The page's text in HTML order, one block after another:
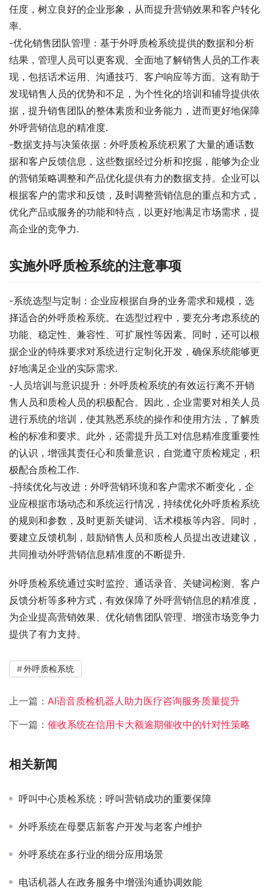
任度，树立良好的企业形象，从而提升营销效果和客户转化
率.
-优化销售团队管理：基于外呼质检系统提供的数据和分析
结果，管理人员可以更客观、全面地了解销售人员的工作表
现，包括话术运用、沟通技巧、客户响应等方面。这有助于
发现销售人员的优势和不足，为个性化的培训和辅导提供依
据，提升销售团队的整体素质和业务能力，进而更好地保障
外呼营销信息的精准度.
-数据支持与决策依据：外呼质检系统积累了大量的通话数
据和客户反馈信息，这些数据经过分析和挖掘，能够为企业
的营销策略调整和产品优化提供有力的数据支持。企业可以
根据客户的需求和反馈，及时调整营销信息的重点和方式，
优化产品或服务的功能和特点，以更好地满足市场需求，提
高企业的竞争力.
实施外呼质检系统的注意事项
-系统选型与定制：企业应根据自身的业务需求和规模，选
择适合的外呼质检系统。在选型过程中，要充分考虑系统的
功能、稳定性、兼容性、可扩展性等因素。同时，还可以根
据企业的特殊要求对系统进行定制化开发，确保系统能够更
好地满足企业的实际需求.
-人员培训与意识提升：外呼质检系统的有效运行离不开销
售人员和质检人员的积极配合。因此，企业需要对相关人员
进行系统的培训，使其熟悉系统的操作和使用方法，了解质
检的标准和要求。此外，还需提升员工对信息精准度重要性
的认识，增强其责任心和质量意识，自觉遵守质检规定，积
极配合质检工作.
-持续优化与改进：外呼营销环境和客户需求不断变化，企
业应根据市场动态和系统运行情况，持续优化外呼质检系统
的规则和参数，及时更新关键词、话术模板等内容。同时，
要建立反馈机制，鼓励销售人员和质检人员提出改进建议，
共同推动外呼营销信息精准度的不断提升.
外呼质检系统通过实时监控、通话录音、关键词检测、客户
反馈分析等多种方式，有效保障了外呼营销信息的精准度，
为企业提高营销效果、优化销售团队管理、增强市场竞争力
提供了有力支持。
外呼质检系统
上一篇： AI语音质检机器人助力医疗咨询服务质量提升
下一篇： 催收系统在信用卡大额逾期催收中的针对性策略
相关新闻
呼叫中心质检系统：呼叫营销成功的重要保障
外呼系统在母婴店新客户开发与老客户维护
外呼系统在多行业的细分应用场景
电话机器人在政务服务中增强沟通协调效能